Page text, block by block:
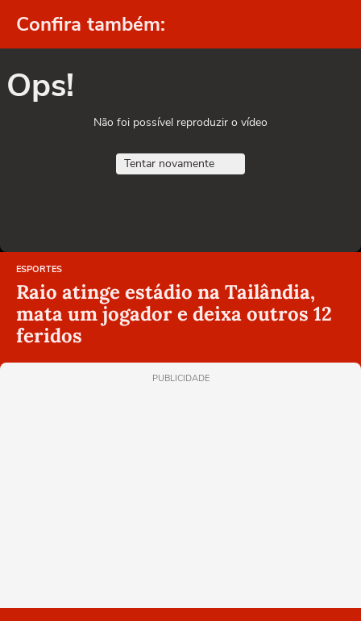
Confira também:
Ops!
Não foi possível reproduzir o vídeo
Tentar novamente
ESPORTES
Raio atinge estádio na Tailândia,
mata um jogador e deixa outros 12
feridos
PUBLICIDADE